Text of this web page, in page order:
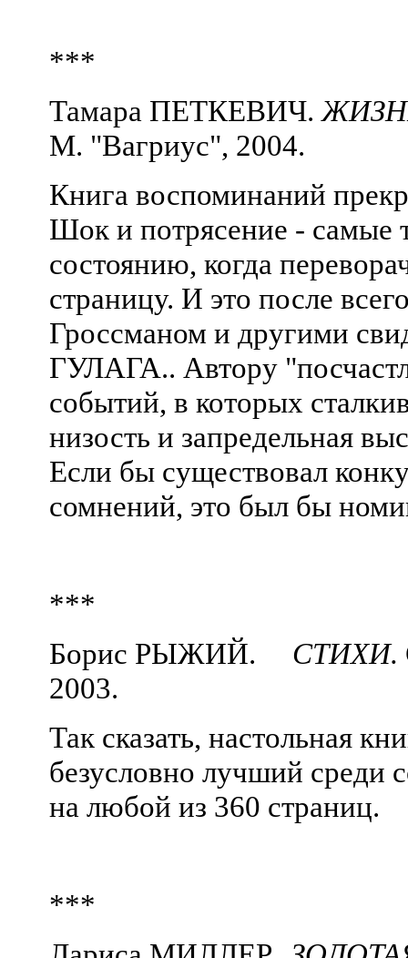
***
Тамара ПЕТКЕВИЧ.
М. "Вагриус", 2004.
Книга воспоминаний
Шок и потрясение - самые
состоянию, когда
страницу. И это после
Гроссманом и другими
ГУЛАГА.. Автору
событий, в которых
низость и запредельная
Если бы существовал
сомнений, это был бы
***
Борис РЫЖИЙ. СТИХИ.
2003.
Так сказать, настольная
безусловно лучший среди
на любой из 360 страниц.
***